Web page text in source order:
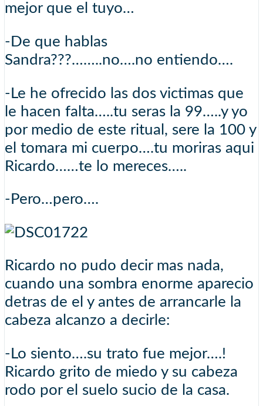
mejor que el tuyo…
-De que hablas
Sandra???……..no….no entiendo….
-Le he ofrecido las dos victimas que
le hacen falta…..tu seras la 99…..y yo
por medio de este ritual, sere la 100 y
el tomara mi cuerpo….tu moriras aqui
Ricardo……te lo mereces…..
-Pero…pero….
Ricardo no pudo decir mas nada,
cuando una sombra enorme aparecio
detras de el y antes de arrancarle la
cabeza alcanzo a decirle:
-Lo siento….su trato fue mejor….!
Ricardo grito de miedo y su cabeza
rodo por el suelo sucio de la casa.